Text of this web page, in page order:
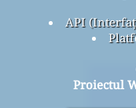
API
Proiectul